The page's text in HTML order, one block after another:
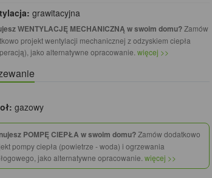
grawitacyjna
WENTYLACJĘ MECHANICZNĄ w swoim domu?Zamów
projekt wentylacji mechanicznej z odzyskiem ciepła
jako alternatywne opracowanie.więcej >>
gazowy
POMPĘ CIEPŁA w swoim domu?Zamów dodatkowo
pompy ciepła (powietrze - woda) i ogrzewania
jako alternatywne opracowanie.więcej >>